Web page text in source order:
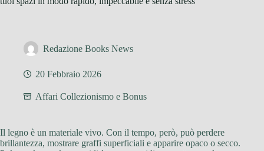
Redazione Books News
20 Febbraio 2026
Affari Collezionismo e Bonus
Il legno è un materiale vivo. Con il tempo, però, può perdere
brillantezza, mostrare graffi superficiali e apparire opaco o secco.